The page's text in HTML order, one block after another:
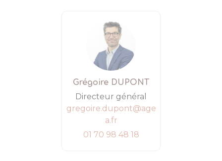
Grégoire DUPONT
Directeur général
gregoire.dupont@age
a.fr
01 70 98 48 18